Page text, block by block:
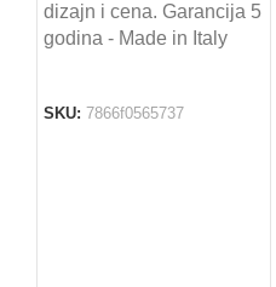
dizajn i cena. Garancija 5
godina - Made in Italy
SKU: 7866f0565737